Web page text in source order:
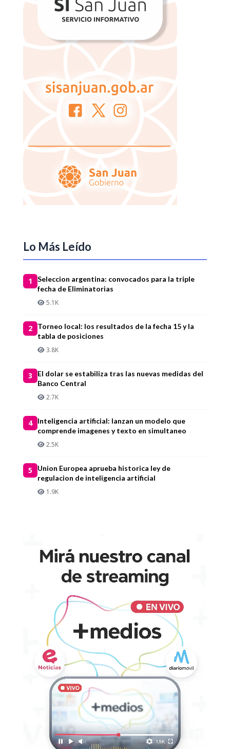
Lo Más Leído
1
Seleccion argentina: convocados para la triple
fecha de Eliminatorias
5.1K
2
Torneo local: los resultados de la fecha 15 y la
tabla de posiciones
3.8K
3
El dolar se estabiliza tras las nuevas medidas del
Banco Central
2.7K
4
Inteligencia artificial: lanzan un modelo que
comprende imagenes y texto en simultaneo
2.5K
5
Union Europea aprueba historica ley de
regulacion de inteligencia artificial
1.9K